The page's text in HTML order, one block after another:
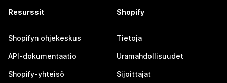
Resurssit
Shopifyn ohjekeskus
API-dokumentaatio
Shopify-yhteisö
Shopify
Tietoja
Uramahdollisuudet
Sijoittajat